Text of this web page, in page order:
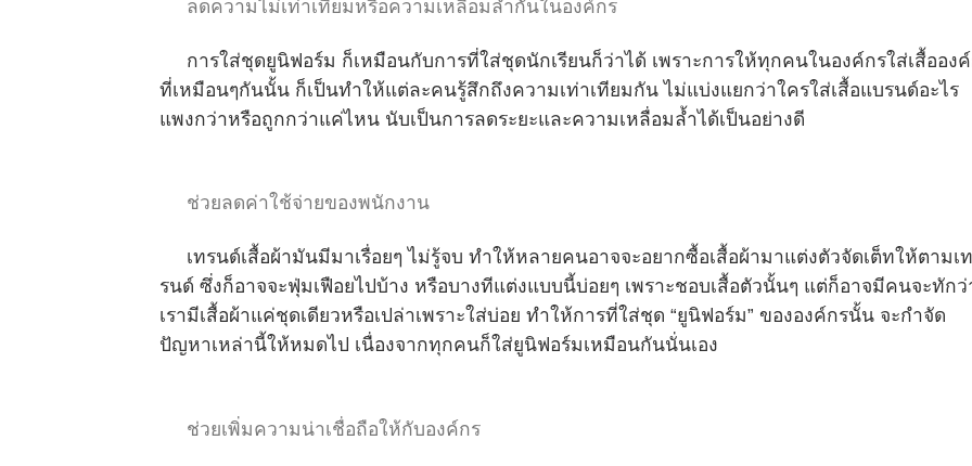
ลดความไม่เท่าเทียมหรือความเหลื่อมล้ำกันในองค์กร
การใส่ชุดยูนิฟอร์ม ก็เหมือนกับการที่ใส่ชุดนักเรียนก็ว่าได้ เพราะการให้ทุกคนในองค์กรใส่เสื้ออง
ที่เหมือนๆกันนั้น ก็เป็นทำให้แต่ละคนรู้สึกถึงความเท่าเทียมกัน ไม่แบ่งแยกว่าใครใส่เสื้อแบรนด์อะไร
แพงกว่าหรือถูกกว่าแค่ไหน นับเป็นการลดระยะและความเหลื่อมล้ำได้เป็นอย่างดี
ช่วยลดค่าใช้จ่ายของพนักงาน
เทรนด์เสื้อผ้ามันมีมาเรื่อยๆ ไม่รู้จบ ทำให้หลายคนอาจจะอยากซื้อเสื้อผ้ามาแต่งตัวจัดเต็ทให้ตามเท
รนด์ ซึ่งก็อาจจะฟุ่มเฟือยไปบ้าง หรือบางทีแต่งแบบนี้บ่อยๆ เพราะชอบเสื้อตัวนั้นๆ แต่ก็อาจมีคนจะทักว่
เรามีเสื้อผ้าแค่ชุดเดียวหรือเปล่าเพราะใส่บ่อย ทำให้การที่ใส่ชุด “ยูนิฟอร์ม” ขององค์กรนั้น จะกำจัด
ปัญหาเหล่านี้ให้หมดไป เนื่องจากทุกคนก็ใส่ยูนิฟอร์มเหมือนกันนั่นเอง
ช่วยเพิ่มความน่าเชื่อถือให้กับองค์กร